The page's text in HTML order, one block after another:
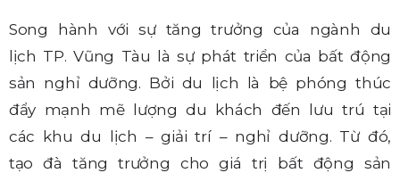
Song hành với sự tăng trưởng của ngành du
lịch TP. Vũng Tàu là sự phát triển của bất động
sản nghỉ dưỡng. Bởi du lịch là bệ phóng thúc
đẩy mạnh mẽ lượng du khách đến lưu trú tại
các khu du lịch – giải trí – nghỉ dưỡng. Từ đó,
tạo đà tăng trưởng cho giá trị bất động sản